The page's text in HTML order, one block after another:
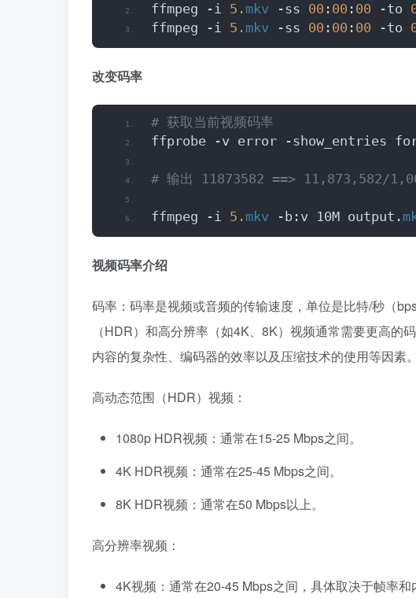
ffmpeg -i 5. mkv -ss 00 : 00 : 00 -to
ffmpeg -i 5. mkv -ss 00 : 00 : 00 -to
改变码率
# 获取当前视频码率
ffprobe -v error -show_entries
# 输出 11873582 ==> 11,873,582/
ffmpeg -i 5. mkv -b:v 10M output.
视频码率介绍
码率：码率是视频或音频的传输速度，单位是比特/秒（
（HDR）和高分辨率（如4K、8K）视频通常需要更高
内容的复杂性、编码器的效率以及压缩技术的使用等因素
高动态范围（HDR）视频：
1080p HDR视频：通常在15-25 Mbps之间。
4K HDR视频：通常在25-45 Mbps之间。
8K HDR视频：通常在50 Mbps以上。
高分辨率视频：
4K视频：通常在20-45 Mbps之间，具体取决于帧率和